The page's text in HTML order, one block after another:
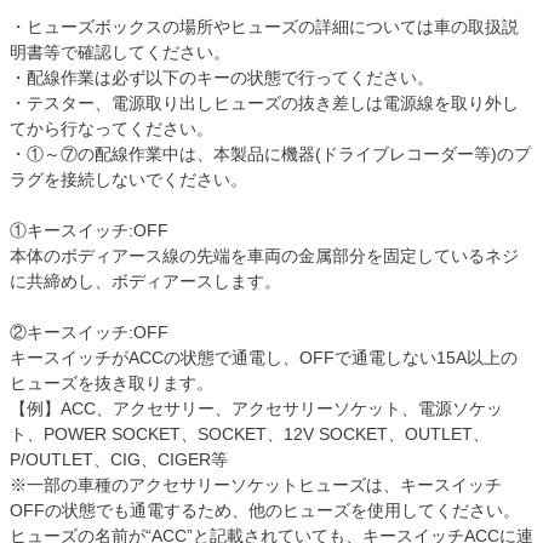
・ヒューズボックスの場所やヒューズの詳細については車の取扱説
明書等で確認してください。
・配線作業は必ず以下のキーの状態で行ってください。
・テスター、電源取り出しヒューズの抜き差しは電源線を取り外し
てから行なってください。
・①～⑦の配線作業中は、本製品に機器(ドライブレコーダー等)のプ
ラグを接続しないでください。
①キースイッチ:OFF
本体のボディアース線の先端を車両の金属部分を固定しているネジ
に共締めし、ボディアースします。
②キースイッチ:OFF
キースイッチがACCの状態で通電し、OFFで通電しない15A以上の
ヒューズを抜き取ります。
【例】ACC、アクセサリー、アクセサリーソケット、電源ソケッ
ト、POWER SOCKET、SOCKET、12V SOCKET、OUTLET、
P/OUTLET、CIG、CIGER等
※一部の車種のアクセサリーソケットヒューズは、キースイッチ
OFFの状態でも通電するため、他のヒューズを使用してください。
ヒューズの名前が“ACC”と記載されていても、キースイッチACCに連